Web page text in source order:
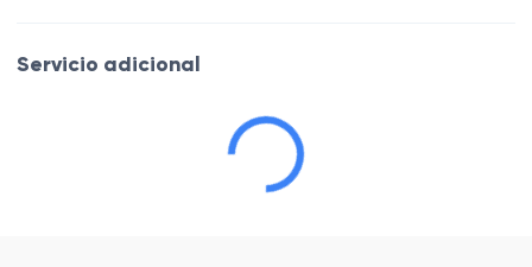
Servicio adicional